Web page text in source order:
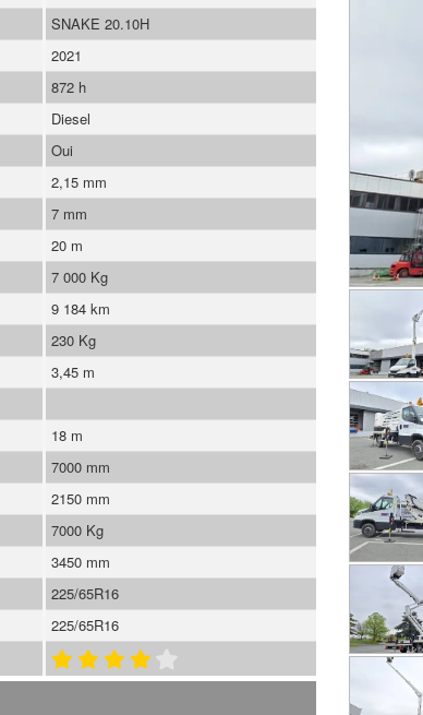
SNAKE 20.10H
2021
872 h
Diesel
Oui
2,15 mm
7 mm
20 m
7 000 Kg
9 184 km
230 Kg
3,45 m
18 m
7000 mm
2150 mm
7000 Kg
3450 mm
225/65R16
225/65R16